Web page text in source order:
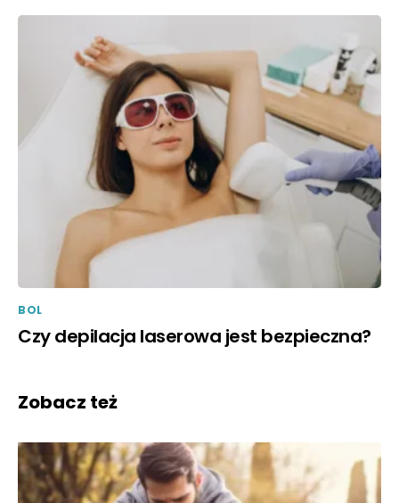
BOL
Czy depilacja laserowa jest bezpieczna?
Zobacz też